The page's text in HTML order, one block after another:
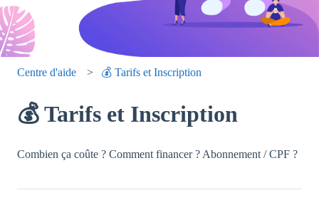
Centre d'aide 💰 Tarifs et Inscription
💰 Tarifs et Inscription
Combien ça coûte ? Comment financer ? Abonnement / CPF ?